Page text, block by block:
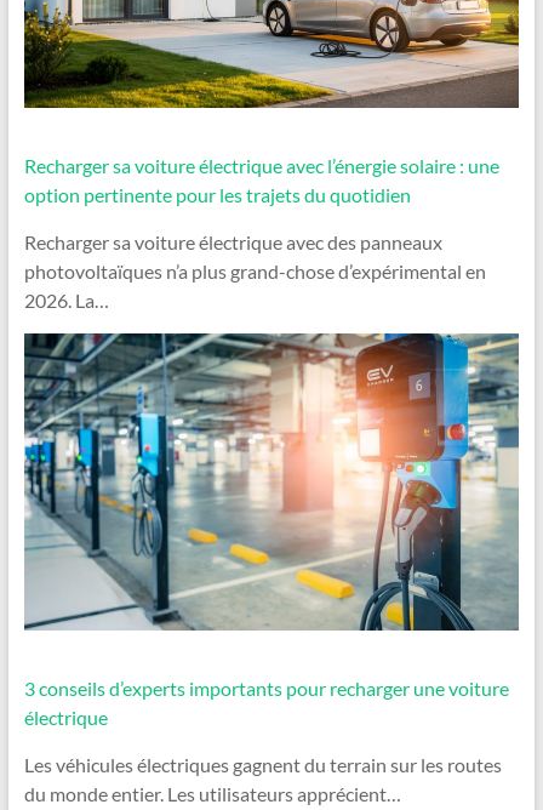
Recharger sa voiture électrique avec l’énergie solaire : une
option pertinente pour les trajets du quotidien
Recharger sa voiture électrique avec des panneaux
photovoltaïques n’a plus grand-chose d’expérimental en
2026. La…
3 conseils d’experts importants pour recharger une voiture
électrique
Les véhicules électriques gagnent du terrain sur les routes
du monde entier. Les utilisateurs apprécient…